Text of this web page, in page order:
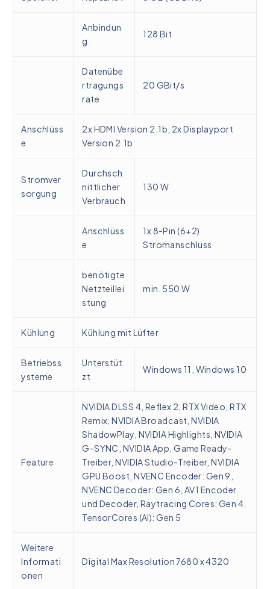
Anbindun
g
128 Bit
Datenübe
rtragungs
rate
20 GBit/s
Anschlüss
e
2x HDMI Version 2.1b, 2x Displayport
Version 2.1b
Stromver
sorgung
Durchsch
nittlicher
Verbrauch
130 W
Anschlüss
e
1x 8-Pin (6+2)
Stromanschluss
benötigte
Netzteillei
stung
min. 550 W
Kühlung Kühlung mit Lüfter
Betriebss
ysteme
Unterstüt
zt
Windows 11, Windows 10
Feature
NVIDIA DLSS 4, Reflex 2, RTX Video, RTX
Remix, NVIDIA Broadcast, NVIDIA
ShadowPlay, NVIDIA Highlights, NVIDIA
G-SYNC, NVIDIA App, Game Ready-
Treiber, NVIDIA Studio-Treiber, NVIDIA
GPU Boost, NVENC Encoder: Gen 9,
NVENC Decoder: Gen 6, AV1 Encoder
und Decoder, Raytracing Cores: Gen 4,
TensorCores (AI): Gen 5
Weitere
Informati
onen
Digital Max Resolution 7680 x 4320